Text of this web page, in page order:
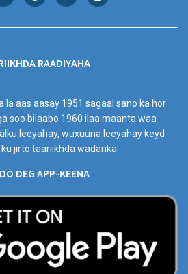
RAADIYAHA
la aas aasay 1951 sagaal sano ka hor
soo bilaabo 1960 ilaa maanta waa
leeyahay, wuxuuna leeyahay keyd
jirto taariikhda wadanka.
DEG APP-KEENA